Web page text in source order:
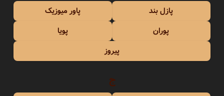
پازل بند
پاور میوزیک
پوران
پویا
پیروز
ج